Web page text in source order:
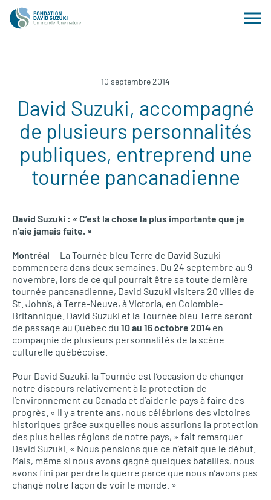
10 septembre 2014
David Suzuki, accompagné
de plusieurs personnalités
publiques, entreprend une
tournée pancanadienne
David Suzuki : « C’est la chose la plus importante que je
n’aie jamais faite. »
Montréal — La Tournée bleu Terre de David Suzuki
commencera dans deux semaines. Du 24 septembre au 9
novembre, lors de ce qui pourrait être sa toute dernière
tournée pancanadienne, David Suzuki visitera 20 villes de
St. John’s, à Terre-Neuve, à Victoria, en Colombie-
Britannique. David Suzuki et la Tournée bleu Terre seront
de passage au Québec du 10 au 16 octobre 2014 en
compagnie de plusieurs personnalités de la scène
culturelle québécoise.
Pour David Suzuki, la Tournée est l’occasion de changer
notre discours relativement à la protection de
l’environnement au Canada et d’aider le pays à faire des
progrès. « Il y a trente ans, nous célébrions des victoires
historiques grâce auxquelles nous assurions la protection
des plus belles régions de notre pays, » fait remarquer
David Suzuki. « Nous pensions que ce n’était que le début.
Mais, même si nous avons gagné quelques batailles, nous
avons fini par perdre la guerre parce que nous n’avons pas
changé notre façon de voir le monde. »